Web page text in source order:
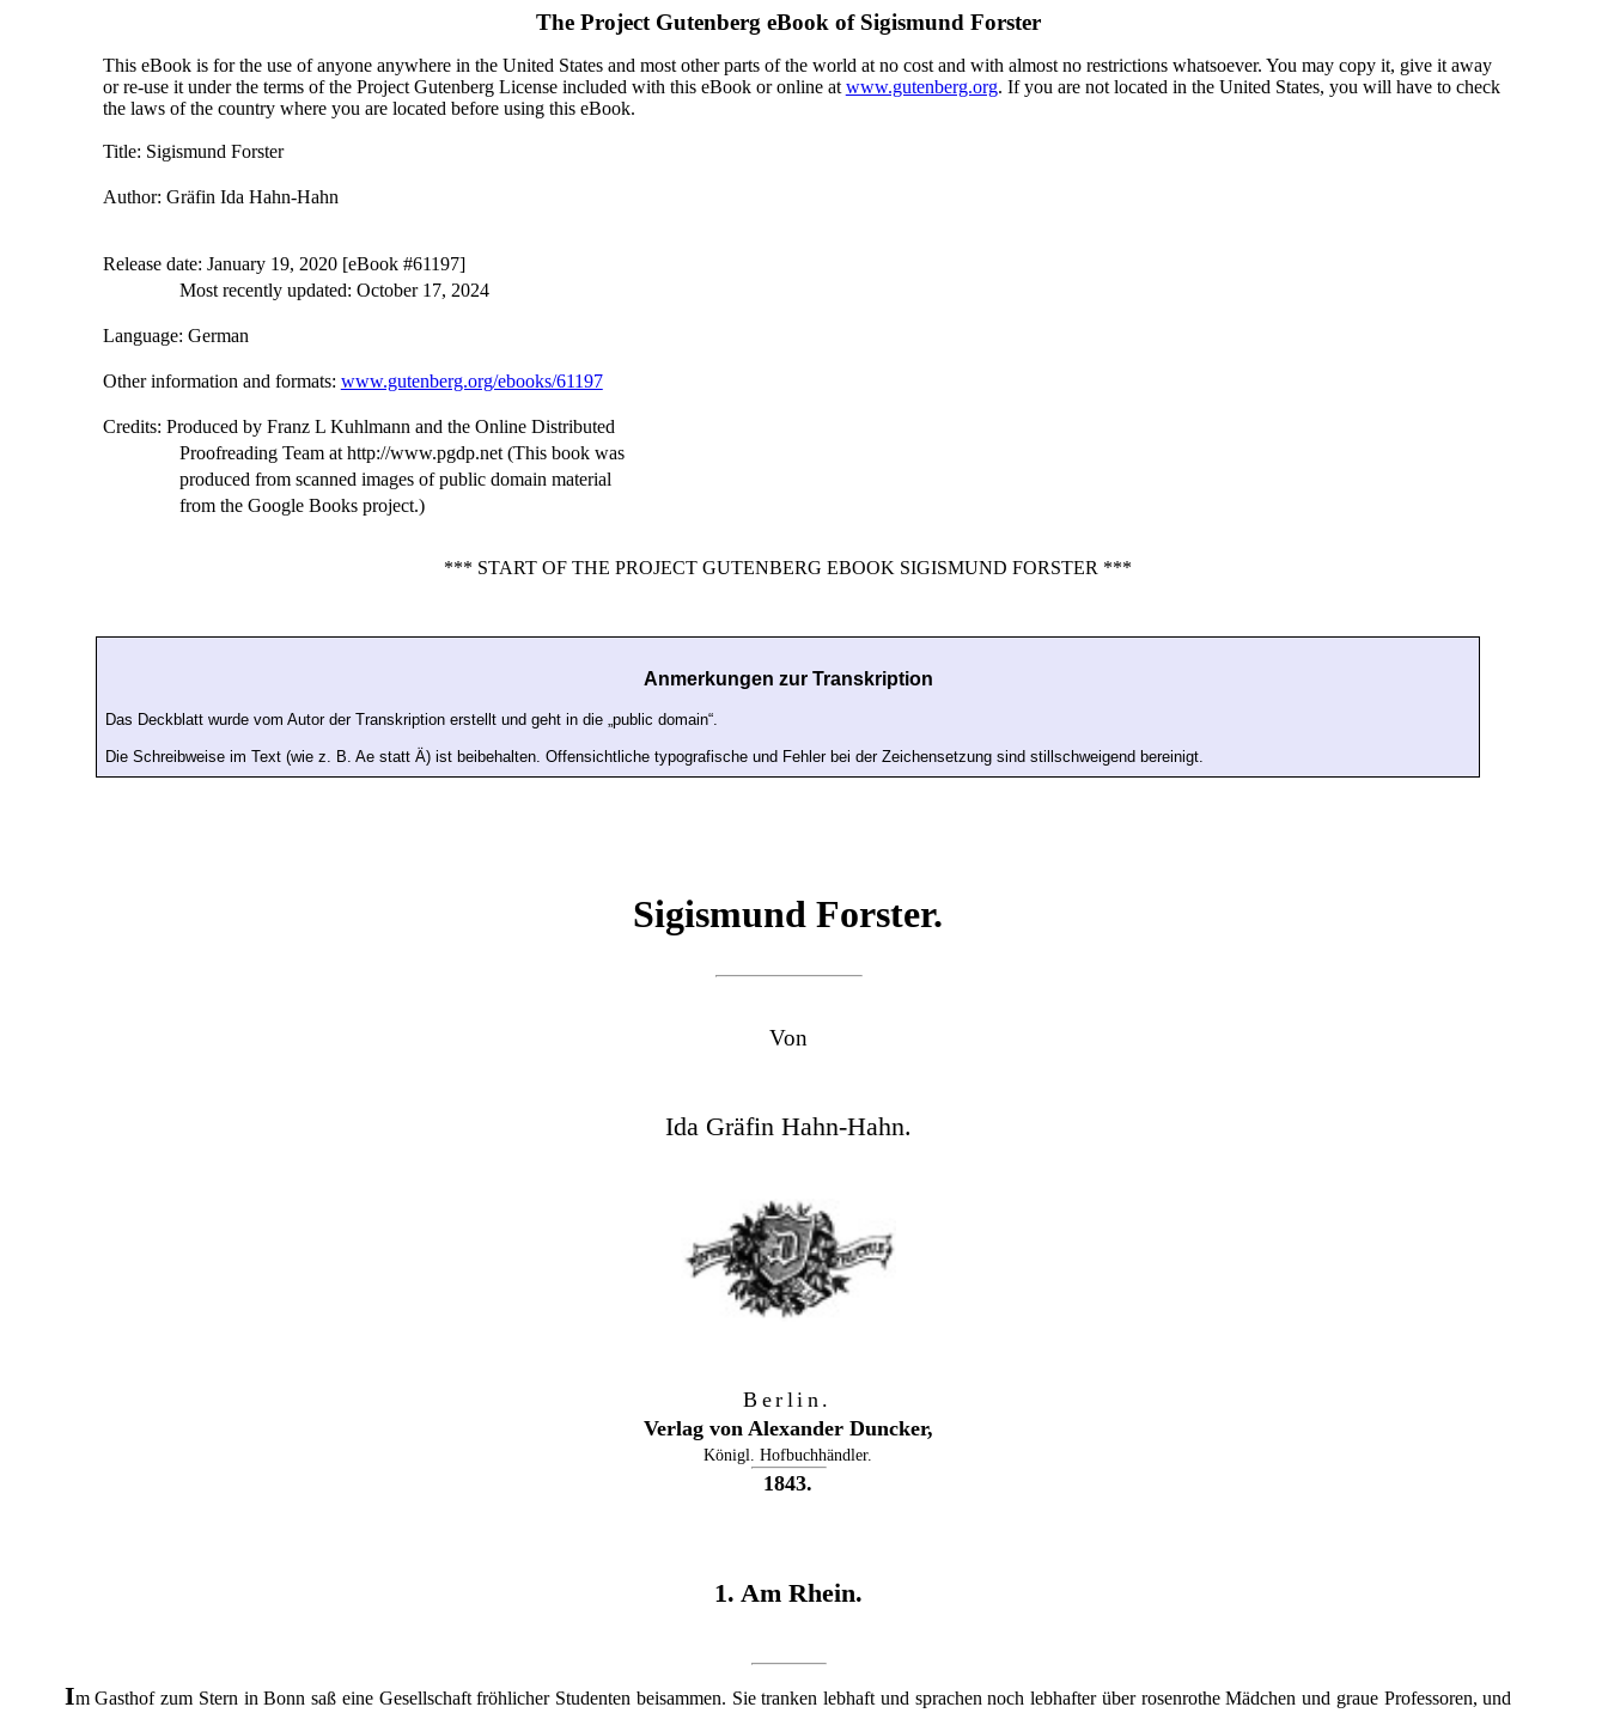
The Project Gutenberg eBook of Sigismund Forster
This eBook is for the use of anyone anywhere in the United States and most other parts of the world at no cost and with almost no restrictions whatsoever. You may copy it, give it away
or re-use it under the terms of the Project Gutenberg License included with this eBook or online at www.gutenberg.org. If you are not located in the United States, you will have to check
the laws of the country where you are located before using this eBook.
Title: Sigismund Forster
Author: Gräfin Ida Hahn-Hahn
Release date: January 19, 2020 [eBook #61197]
Most recently updated: October 17, 2024
Language: German
Other information and formats: www.gutenberg.org/ebooks/61197
Credits: Produced by Franz L Kuhlmann and the Online Distributed
Proofreading Team at http://www.pgdp.net (This book was
produced from scanned images of public domain material
from the Google Books project.)
*** START OF THE PROJECT GUTENBERG EBOOK SIGISMUND FORSTER ***
Anmerkungen zur Transkription
Das Deckblatt wurde vom Autor der Transkription erstellt und geht in die „public domain“.
Die Schreibweise im Text (wie z. B. Ae statt Ä) ist beibehalten. Offensichtliche typografische und Fehler bei der Zeichensetzung sind stillschweigend bereinigt.
Sigismund Forster.
Von
Ida Gräfin Hahn-Hahn.
Berlin.
Verlag von Alexander Duncker,
Königl. Hofbuchhändler.
1843.
1. Am Rhein.
Im Gasthof zum Stern in Bonn saß eine Gesellschaft fröhlicher Studenten beisammen. Sie tranken lebhaft und sprachen noch lebhafter über rosenrothe Mädchen und graue Professoren, und